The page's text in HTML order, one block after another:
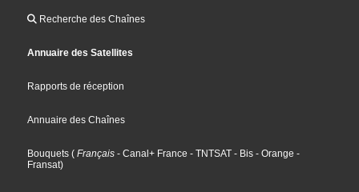
Recherche des Chaînes
Annuaire des Satellites
Rapports de réception
Annuaire des Chaînes
Bouquets ( Français - Canal+ France - TNTSAT - Bis - Orange -
Fransat)